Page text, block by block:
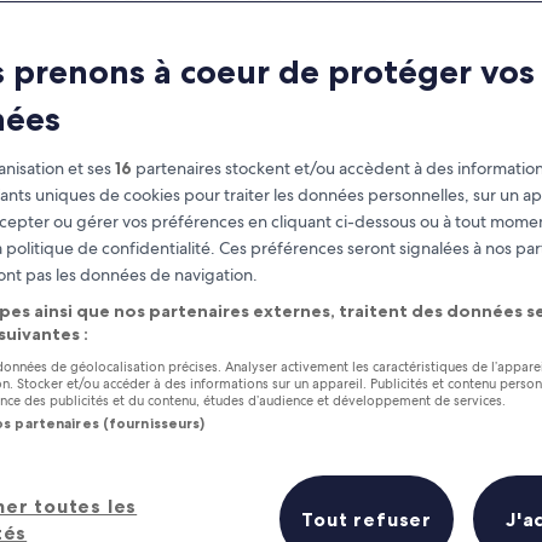
Lookout Point on Phi
prenons à coeur de protéger vos
et ses16 partenaires stockent et/ou accèdent à des
uniques de cookies pour traiter les données personnelles, sur un
ou gérer vos préférences en cliquant ci-dessous ou à tout
politique de confidentialité. Ces préférences seront signalées à nos
pas les données de navigation.
ainsi que nos partenaires externes, traitent des données
:
de géolocalisation précises. Analyser activement les caractéristiques de
Stocker et/ou accéder à des informations sur un appareil. Publicités et contenu
des publicités et du contenu, études d’audience et développement de services.
partenaires (fournisseurs)
toutes les
Tout refuser